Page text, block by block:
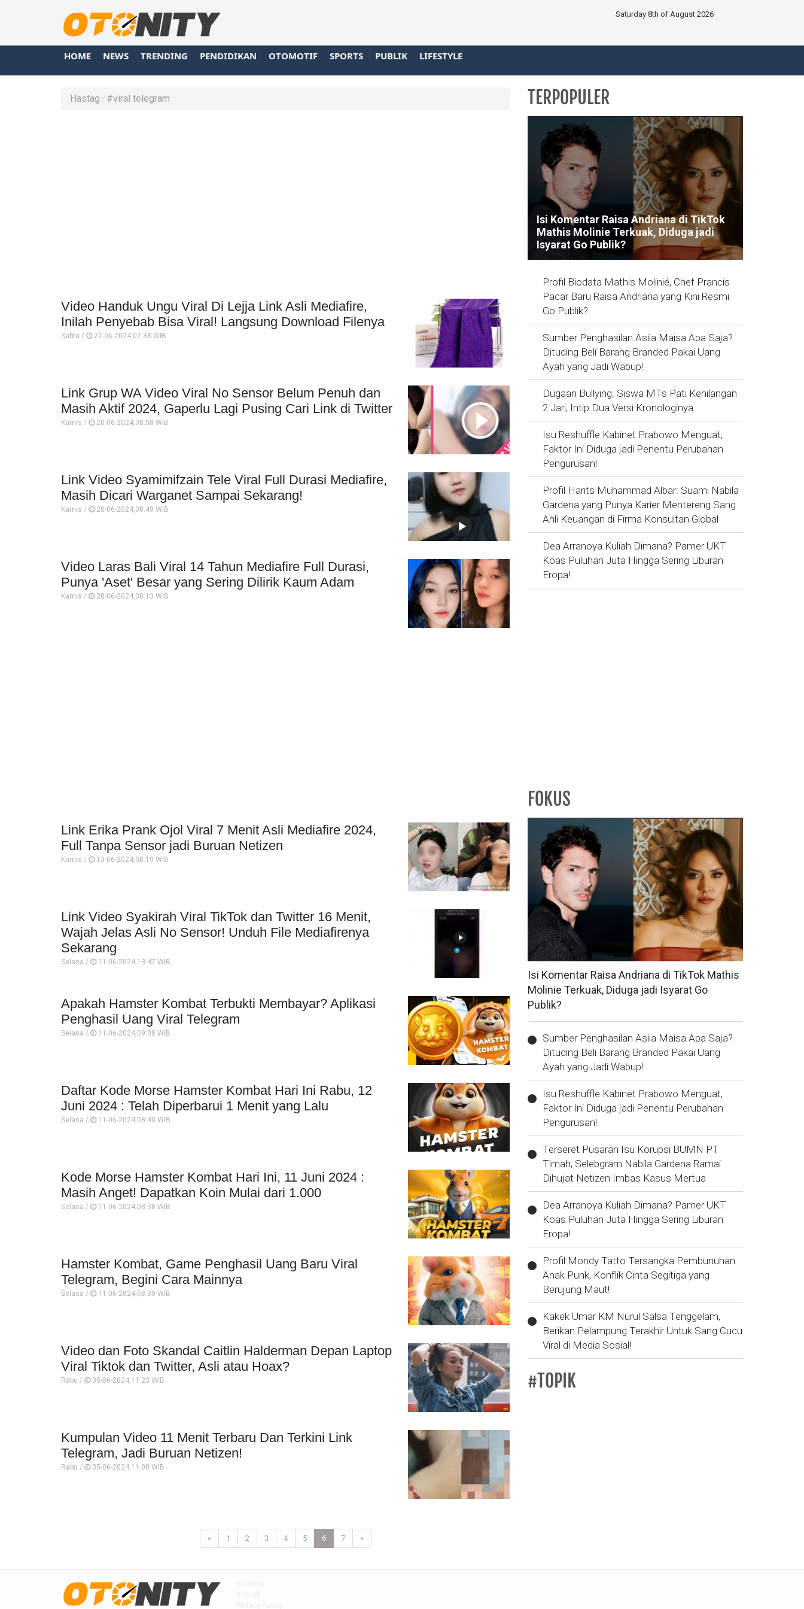
Saturday 8th of August 2026
HOME NEWS TRENDING PENDIDIKAN OTOMOTIF SPORTS PUBLIK LIFESTYLE
Hastag #viral telegram
Video Handuk Ungu Viral Di Lejja Link Asli Mediafire,
Inilah Penyebab Bisa Viral! Langsung Download Filenya
Sabtu / 22-06-2024,07:38 WIB
Link Grup WA Video Viral No Sensor Belum Penuh dan
Masih Aktif 2024, Gaperlu Lagi Pusing Cari Link di Twitter
Kamis / 20-06-2024,08:58 WIB
Link Video Syamimifzain Tele Viral Full Durasi Mediafire,
Masih Dicari Warganet Sampai Sekarang!
Kamis / 20-06-2024,08:49 WIB
Video Laras Bali Viral 14 Tahun Mediafire Full Durasi,
Punya 'Aset' Besar yang Sering Dilirik Kaum Adam
Kamis / 20-06-2024,08:13 WIB
Link Erika Prank Ojol Viral 7 Menit Asli Mediafire 2024,
Full Tanpa Sensor jadi Buruan Netizen
Kamis / 13-06-2024,08:19 WIB
Link Video Syakirah Viral TikTok dan Twitter 16 Menit,
Wajah Jelas Asli No Sensor! Unduh File Mediafirenya
Sekarang
Selasa / 11-06-2024,13:47 WIB
Apakah Hamster Kombat Terbukti Membayar? Aplikasi
Penghasil Uang Viral Telegram
Selasa / 11-06-2024,09:08 WIB
Daftar Kode Morse Hamster Kombat Hari Ini Rabu, 12
Juni 2024 : Telah Diperbarui 1 Menit yang Lalu
Selasa / 11-06-2024,08:40 WIB
Kode Morse Hamster Kombat Hari Ini, 11 Juni 2024 :
Masih Anget! Dapatkan Koin Mulai dari 1.000
Selasa / 11-06-2024,08:38 WIB
Hamster Kombat, Game Penghasil Uang Baru Viral
Telegram, Begini Cara Mainnya
Selasa / 11-06-2024,08:30 WIB
Video dan Foto Skandal Caitlin Halderman Depan Laptop
Viral Tiktok dan Twitter, Asli atau Hoax?
Rabu / 05-06-2024,11:23 WIB
Kumpulan Video 11 Menit Terbaru Dan Terkini Link
Telegram, Jadi Buruan Netizen!
Rabu / 05-06-2024,11:08 WIB
« 1 2 3 4 5 6 7 »
TERPOPULER
Isi Komentar Raisa Andriana di TikTok
Mathis Molinie Terkuak, Diduga jadi
Isyarat Go Publik?
Profil Biodata Mathis Molinié, Chef Prancis
Pacar Baru Raisa Andriana yang Kini Resmi
Go Publik?
Sumber Penghasilan Asila Maisa Apa Saja?
Dituding Beli Barang Branded Pakai Uang
Ayah yang Jadi Wabup!
Dugaan Bullying: Siswa MTs Pati Kehilangan
2 Jari, Intip Dua Versi Kronologinya
Isu Reshuffle Kabinet Prabowo Menguat,
Faktor Ini Diduga jadi Penentu Perubahan
Pengurusan!
Profil Harits Muhammad Albar: Suami Nabila
Gardena yang Punya Karier Mentereng Sang
Ahli Keuangan di Firma Konsultan Global
Dea Arranoya Kuliah Dimana? Pamer UKT
Koas Puluhan Juta Hingga Sering Liburan
Eropa!
FOKUS
Isi Komentar Raisa Andriana di TikTok Mathis
Molinie Terkuak, Diduga jadi Isyarat Go
Publik?
Sumber Penghasilan Asila Maisa Apa Saja?
Dituding Beli Barang Branded Pakai Uang
Ayah yang Jadi Wabup!
Isu Reshuffle Kabinet Prabowo Menguat,
Faktor Ini Diduga jadi Penentu Perubahan
Pengurusan!
Terseret Pusaran Isu Korupsi BUMN PT
Timah, Selebgram Nabila Gardena Ramai
Dihujat Netizen Imbas Kasus Mertua
Dea Arranoya Kuliah Dimana? Pamer UKT
Koas Puluhan Juta Hingga Sering Liburan
Eropa!
Profil Mondy Tatto Tersangka Pembunuhan
Anak Punk, Konflik Cinta Segitiga yang
Berujung Maut!
Kakek Umar KM Nurul Salsa Tenggelam,
Berikan Pelampung Terakhir Untuk Sang Cucu
Viral di Media Sosial!
#TOPIK